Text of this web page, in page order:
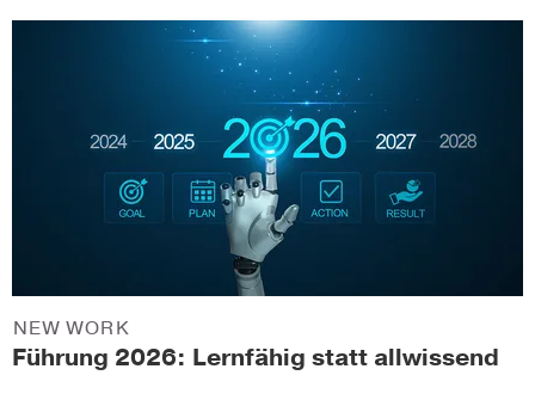
Führung 2026: Lernfähig statt allwissend
NEW WORK